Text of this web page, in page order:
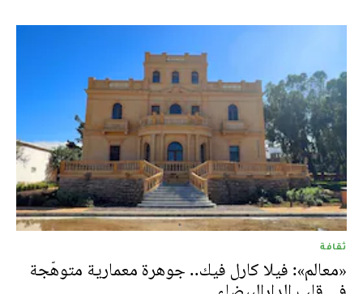
ثقافة
«معالم»: فيلا كارل فيك.. جوهرة معمارية متوهّجة